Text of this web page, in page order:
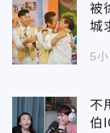
被
城
5
不
伯